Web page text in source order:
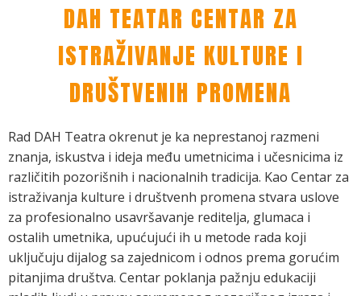
DAH TEATAR CENTAR ZA
ISTRAŽIVANJE KULTURE I
DRUŠTVENIH PROMENA
Rad DAH Teatra okrenut je ka neprestanoj razmeni
znanja, iskustva i ideja među umetnicima i učesnicima iz
različitih pozorišnih i nacionalnih tradicija. Kao Centar za
istraživanja kulture i društvenh promena stvara uslove
za profesionalno usavršavanje reditelja, glumaca i
ostalih umetnika, upućujući ih u metode rada koji
uključuju dijalog sa zajednicom i odnos prema gorućim
pitanjima društva. Centar poklanja pažnju edukaciji